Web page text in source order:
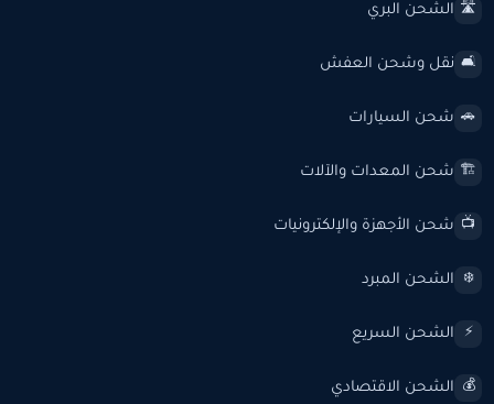
🛣️ الشحن البري
🛋️ نقل وشحن العفش
🚗 شحن السيارات
🏗️ شحن المعدات والآلات
📺 شحن الأجهزة والإلكترونيات
❄️ الشحن المبرد
⚡ الشحن السريع
💰 الشحن الاقتصادي